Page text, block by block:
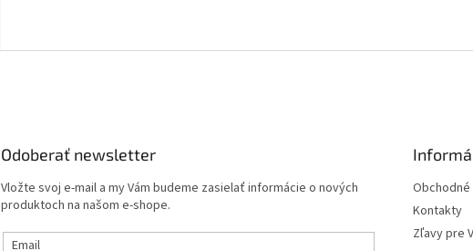
Odoberať newsletter
Vložte svoj e-mail a my Vám budeme zasielať informácie o nových
produktoch na našom e-shope.
Email
Kontakty
Zľavy pre